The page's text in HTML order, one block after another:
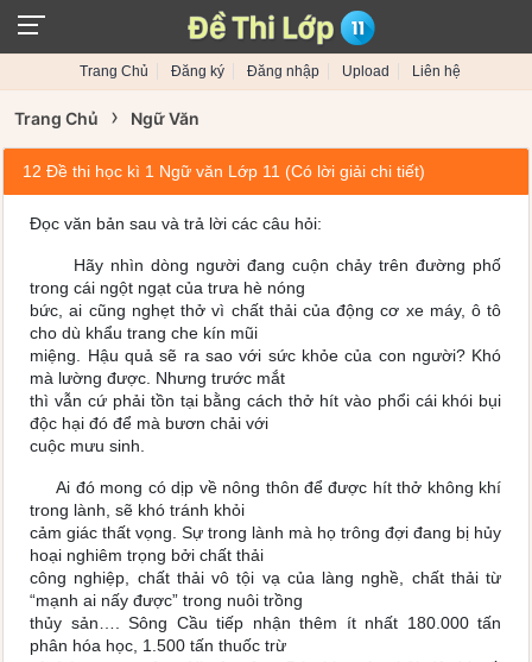
Trang Chủ Đăng ký Đăng nhập Upload Liên hệ
Trang Chủ › Ngữ Văn
12 Đề thi học kì 1 Ngữ văn Lớp 11 (Có lời giải chi tiết)
Đọc văn bản sau và trả lời các câu hỏi:
Hãy nhìn dòng người đang cuộn chảy trên đường phố
trong cái ngột ngạt của trưa hè nóng
bức, ai cũng nghẹt thở vì chất thải của động cơ xe máy, ô tô
cho dù khẩu trang che kín mũi
miệng. Hậu quả sẽ ra sao với sức khỏe của con người? Khó
mà lường được. Nhưng trước mắt
thì vẫn cứ phải tồn tại bằng cách thở hít vào phổi cái khói bụi
độc hại đó để mà bươn chải với
cuộc mưu sinh.
Ai đó mong có dịp về nông thôn để được hít thở không khí
trong lành, sẽ khó tránh khỏi
cảm giác thất vọng. Sự trong lành mà họ trông đợi đang bị hủy
hoại nghiêm trọng bởi chất thải
công nghiệp, chất thải vô tội vạ của làng nghề, chất thải từ
“mạnh ai nấy được” trong nuôi trồng
thủy sản…. Sông Cầu tiếp nhận thêm ít nhất 180.000 tấn
phân hóa học, 1.500 tấn thuốc trừ